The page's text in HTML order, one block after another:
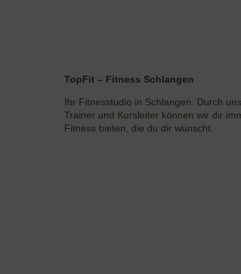
TopFit – Fitness Schlangen
Ihr Fitnesstudio in Schlangen. Durch
Trainer und Kursleiter können wir dir
Fitness bieten, die du dir wünscht.